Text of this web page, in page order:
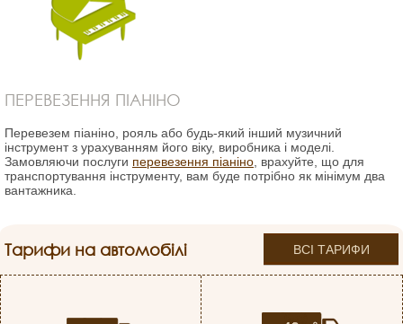
ПЕРЕВЕЗЕННЯ ПІАНІНО
Перевезем піаніно, рояль або будь-який інший музичний
інструмент з урахуванням його віку, виробника і моделі.
Замовляючи послуги перевезення піаніно , врахуйте, що для
транспортування інструменту, вам буде потрібно як мінімум два
вантажника.
Тарифи на автомобілі ВСІ ТАРИФИ